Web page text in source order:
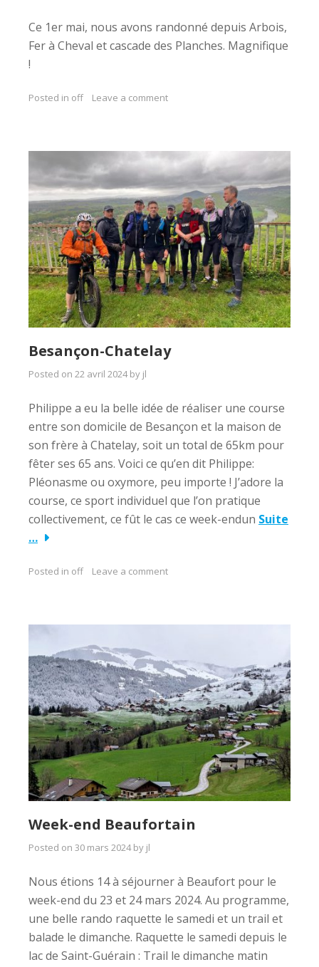
Ce 1er mai, nous avons randonné depuis Arbois,
Fer à Cheval et cascade des Planches. Magnifique
!
Posted in off Leave a comment
Besançon-Chatelay
Posted on 22 avril 2024by jl
Philippe a eu la belle idée de réaliser une course
entre son domicile de Besançon et la maison de
son frère à Chatelay, soit un total de 65km pour
fêter ses 65 ans. Voici ce qu’en dit Philippe:
Pléonasme ou oxymore, peu importe ! J’adore la
course, ce sport individuel que l’on pratique
collectivement, ce fût le cas ce week-endun Suite
…
Posted in off Leave a comment
Week-end Beaufortain
Posted on 30 mars 2024by jl
Nous étions 14 à séjourner à Beaufort pour le
week-end du 23 et 24 mars 2024. Au programme,
une belle rando raquette le samedi et un trail et
balade le dimanche. Raquette le samedi depuis le
lac de Saint-Guérain : Trail le dimanche matin